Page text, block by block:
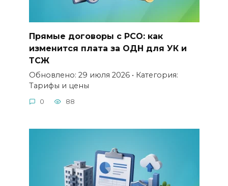
Прямые договоры с РСО: как
изменится плата за ОДН для УК и
ТСЖ
Обновлено: 29 июля 2026 • Категория:
Тарифы и цены
0 88